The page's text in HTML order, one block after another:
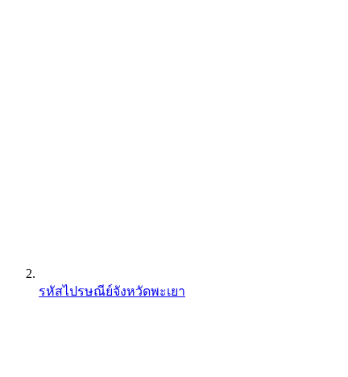
รหัสไปรษณีย์จังหวัดพะเยา